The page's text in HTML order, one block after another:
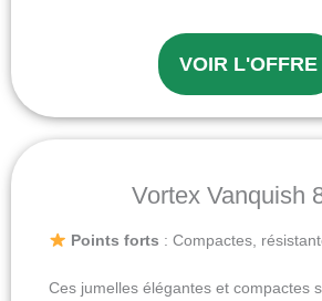
VOIR L'OFFRE
Vortex Vanquish
Points forts : Compactes,
Ces jumelles élégantes et compactes